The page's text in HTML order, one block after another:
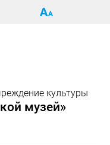
культуры
музей»